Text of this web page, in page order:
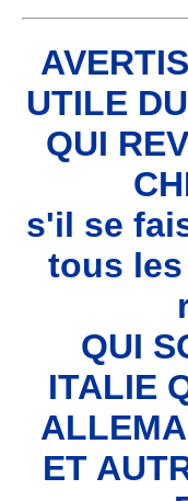
UTILE
QUI
s'il se
tous
QUI
ITALIE
ET